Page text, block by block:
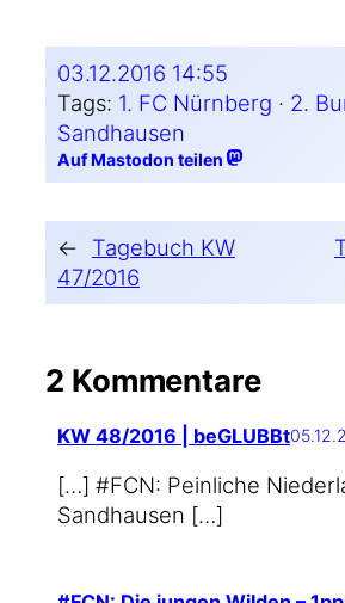
03.12.2016 14:55
Tags: 1. FC Nürnberg · 2.
Sandhausen
Auf Mastodon teilen
←
Tagebuch KW
47/2016
2 Kommentare
KW 48/2016 | beGLUBBt
[…] #FCN: Pein­li­che
Sandhausen […]